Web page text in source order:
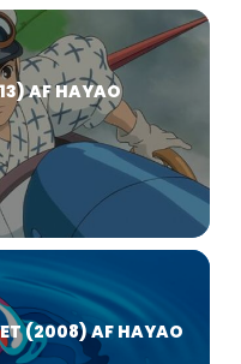
AF HAYAO
(2008) AF HAYAO